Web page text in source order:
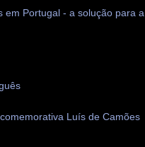
em Portugal - a solução para a
Luís de Camões